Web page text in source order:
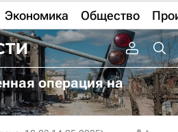
Экономика Общество
операция на